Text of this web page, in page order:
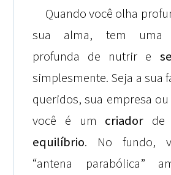
Quando você olha
sua alma, tem uma
profunda de nutrir e
simplesmente. Seja a sua
queridos, sua empresa
você é um criador de
equilíbrio. No fundo,
“antena parabólica”